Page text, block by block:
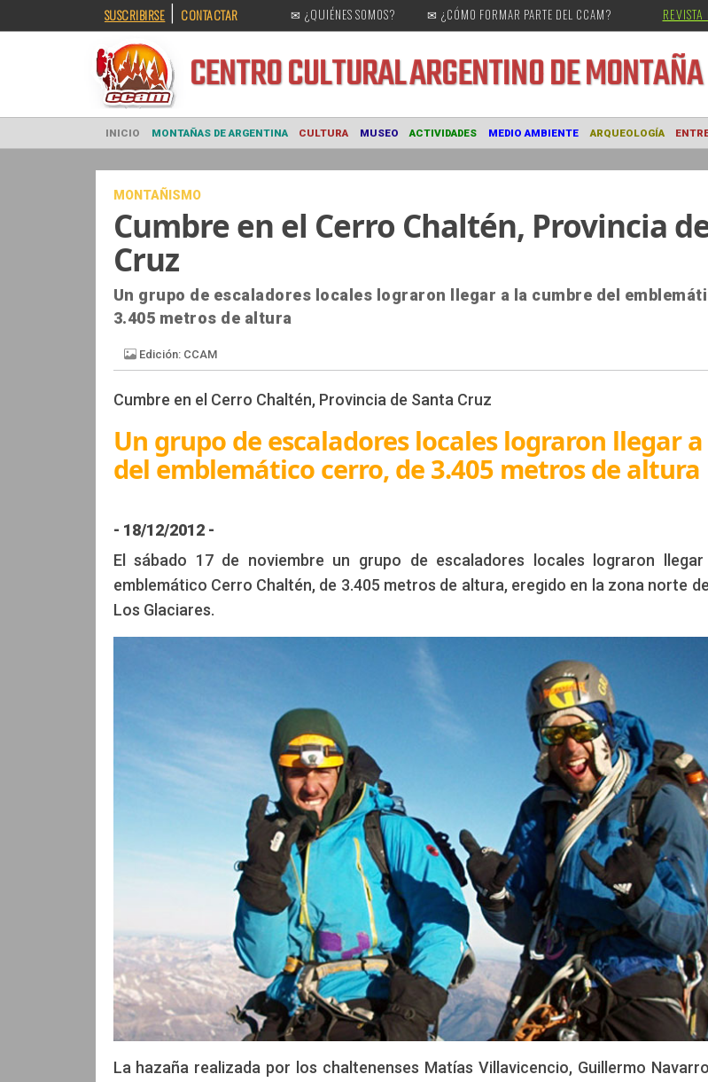
SUSCRIBIRSE | CONTACTAR ✉ ¿QUIÉNES SOMOS? ✉ ¿CÓMO FORMAR PARTE DEL CCAM? REVISTA
CENTRO CULTURALARGENTINO DE
INICIO MONTAÑAS DE ARGENTINA CULTURA MUSEO ACTIVIDADES MEDIO AMBIENTE
MONTAÑISMO
Cumbre en el Cerro Chaltén, Provincia
Cruz
Un grupo de escaladores locales lograron llegar a la cumbre del
3.405 metros de altura
Edición: CCAM
Cumbre en el Cerro Chaltén, Provincia de Santa Cruz
Un grupo de escaladores locales lograron llegar
del emblemático cerro, de 3.405 metros de altura
- 18/12/2012 -
El sábado 17 de noviembre un grupo de escaladores locales lograron
emblemático Cerro Chaltén, de 3.405 metros de altura, eregido en la zona norte
Los Glaciares.
La hazaña realizada por los chaltenenses Matías Villavicencio, Guillermo